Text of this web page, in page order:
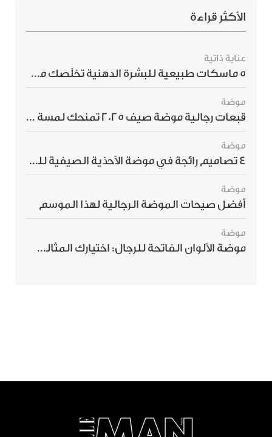
الأكثر قراءة
عناية ذاتية
5 ماسكات طبيعية للبشرة الدهنية تخلّصك من الحبوب بسرعة
موضة
قبعات رجالية موضة صيف 2025 تمنحك لمسة أناقة استثنائية
موضة
4 تصاميم رائجة في موضة الأحذية الصيفية للرجال هذا الموسم
موضة
أفضل صيحات الموضة الرجالية لهذا الموسم
موضة
موضة الألوان الفاتحة للرجال: اختيارك المثالي لإطلالة صيفية مبهرة